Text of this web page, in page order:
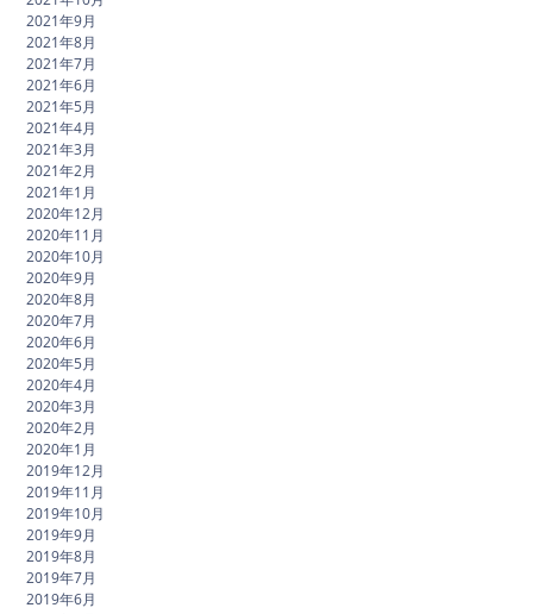
2021年9月
2021年8月
2021年7月
2021年6月
2021年5月
2021年4月
2021年3月
2021年2月
2021年1月
2020年12月
2020年11月
2020年10月
2020年9月
2020年8月
2020年7月
2020年6月
2020年5月
2020年4月
2020年3月
2020年2月
2020年1月
2019年12月
2019年11月
2019年10月
2019年9月
2019年8月
2019年7月
2019年6月